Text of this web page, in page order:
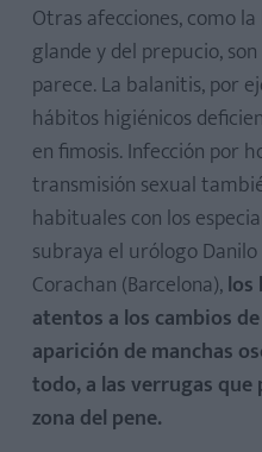
Otras afecciones, como
glande y del prepucio,
parece. La balanitis, por
hábitos higiénicos
en fimosis. Infección por
transmisión sexual
habituales con los
subraya el urólogo
Corachan (Barcelona),los
atentos a los cambios
aparición de manchas
todo, a las verrugas que
zona del pene.